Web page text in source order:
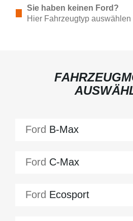
Sie haben keinen Ford?
Hier Fahrzeugtyp auswählen
Ford B-Max
Ford C-Max
Ford Ecosport